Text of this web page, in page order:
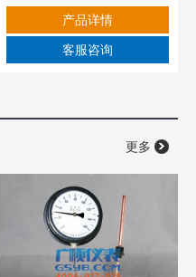
产品详情
客服咨询
更多